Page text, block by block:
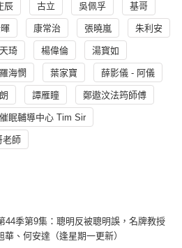
辰 古立 吳佩孚 基哥
康常治 張曉嵐 朱利安
琦 楊偉倫 湯寳如
羅海憫 葉家寶 薛影儀 - 阿儀
譚雁瞳 鄭遨汶法筠師傅
眠輔導中心 Tim Sir
老師
44季第9集：聰明反被聰明誤，名牌教授
、何安達（逢星期一更新）